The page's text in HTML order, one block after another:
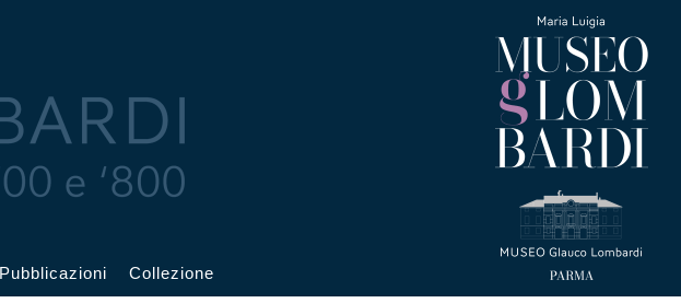
Pubblicazioni Collezione